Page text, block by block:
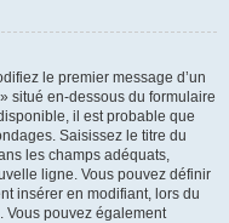
le premier message d’un
situé en-dessous du formulaire
il est probable que
Saisissez le titre du
les champs adéquats,
ligne. Vous pouvez définir
insérer en modifiant, lors du
Vous pouvez également